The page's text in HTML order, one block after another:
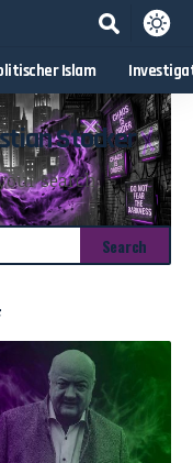
Islam
Stocker
search